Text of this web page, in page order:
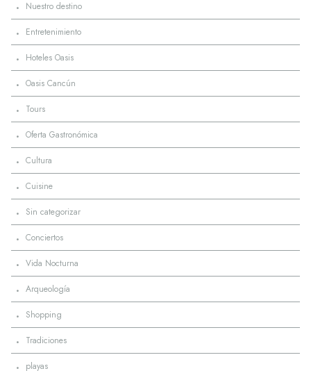
· Nuestro destino
· Entretenimiento
· Hoteles Oasis
· Oasis Cancún
· Tours
· Oferta Gastronómica
· Cultura
· Cuisine
· Sin categorizar
· Conciertos
· Vida Nocturna
· Arqueología
· Shopping
· Tradiciones
· playas